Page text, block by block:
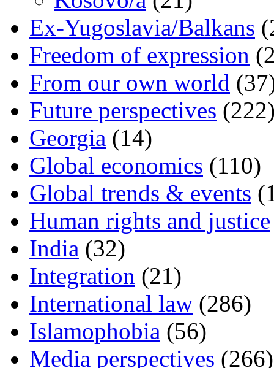
Ex-Yugoslavia/Balkans
Freedom of expression
From our own world
Future perspectives
Georgia (14)
Global economics (110)
Global trends & events
Human rights and justice
India (32)
Integration (21)
International law (286)
Islamophobia (56)
Media perspectives (266)